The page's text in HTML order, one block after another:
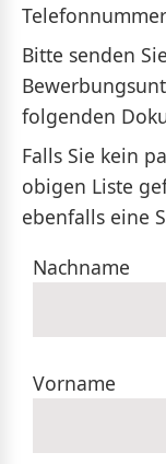
Bitte senden
folgenden
Falls Sie kein
obigen Liste
ebenfalls eine
Nachname
Vorname